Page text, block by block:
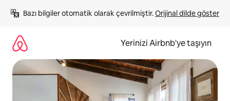
atla
Bazı bilgiler otomatik olarak çevrilmiştir. Orijinal dilde göster
Yerinizi Airbnb'ye taşıyın